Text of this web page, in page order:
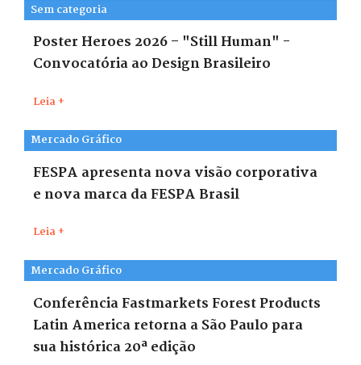
Sem categoria
Poster Heroes 2026 – "Still Human" -
Convocatória ao Design Brasileiro
Leia +
Mercado Gráfico
FESPA apresenta nova visão corporativa
e nova marca da FESPA Brasil
Leia +
Mercado Gráfico
Conferência Fastmarkets Forest Products
Latin America retorna a São Paulo para
sua histórica 20ª edição